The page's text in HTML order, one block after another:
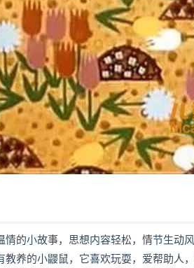
情的小故事，思想内容轻松，情节生动
教养的小鼹鼠，它喜欢玩耍，爱帮助人